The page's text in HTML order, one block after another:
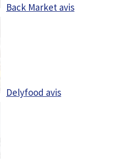
Back Market avis
Delyfood avis